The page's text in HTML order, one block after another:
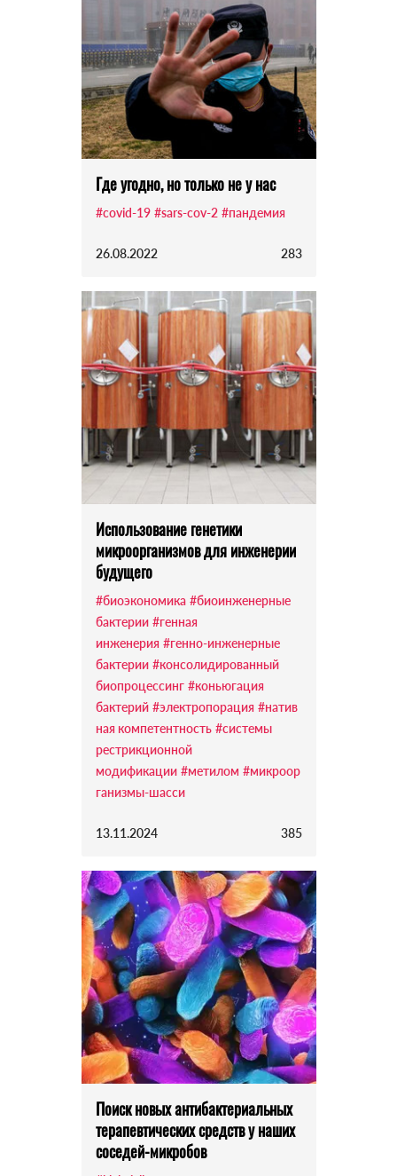
Где угодно, но только не у нас
#covid-19 #sars-cov-2 #пандемия
26.08.2022 283
Использование генетики
микроорганизмов для инженерии
будущего
#биоэкономика #биоинженерные
бактерии #генная
инженерия #генно-инженерные
бактерии #консолидированный
биопроцессинг #коньюгация
бактерий #электропорация #натив
ная компетентность #системы
рестрикционной
модификации #метилом #микроор
ганизмы-шасси
13.11.2024 385
Поиск новых антибактериальных
терапевтических средств у наших
соседей-микробов